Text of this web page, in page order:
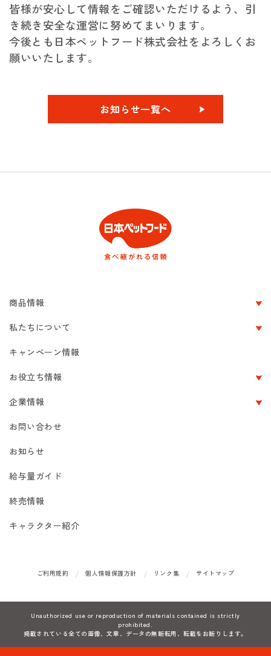
皆様が安心して情報をご確認いただけるよう、引
き続き安全な運営に努めてまいります。
今後とも日本ペットフード株式会社をよろしくお
願いいたします。
お知らせ一覧へ
商品情報
私たちについて
キャンペーン情報
お役立ち情報
企業情報
お問い合わせ
お知らせ
給与量ガイド
終売情報
キャラクター紹介
ご利用規約 個人情報保護方針 リンク集 サイトマップ
Unauthorized use or reproduction of materials contained is strictly
prohibited.
掲載されている全ての画像、文章、データの無断転用、転載をお断りします。